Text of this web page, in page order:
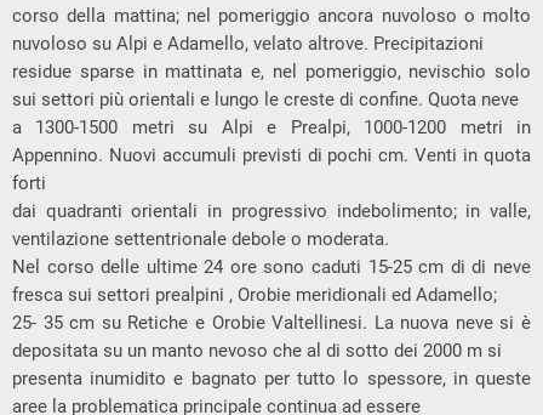
corso della mattina; nel pomeriggio ancora nuvoloso o molto
nuvoloso su Alpi e Adamello, velato altrove. Precipitazioni
residue sparse in mattinata e, nel pomeriggio, nevischio solo
sui settori più orientali e lungo le creste di confine. Quota neve
a 1300-1500 metri su Alpi e Prealpi, 1000-1200 metri in
Appennino. Nuovi accumuli previsti di pochi cm. Venti in quota
forti
dai quadranti orientali in progressivo indebolimento; in valle,
ventilazione settentrionale debole o moderata.
Nel corso delle ultime 24 ore sono caduti 15-25 cm di di neve
fresca sui settori prealpini , Orobie meridionali ed Adamello;
25- 35 cm su Retiche e Orobie Valtellinesi. La nuova neve si è
depositata su un manto nevoso che al di sotto dei 2000 m si
presenta inumidito e bagnato per tutto lo spessore, in queste
aree la problematica principale continua ad essere